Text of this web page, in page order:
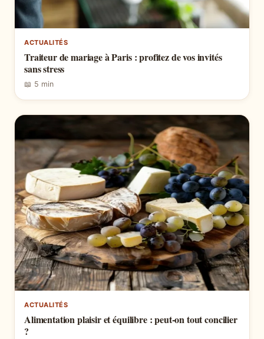
ACTUALITÉS
Traiteur de mariage à Paris : profitez de vos invités
sans stress
📖 5 min
ACTUALITÉS
Alimentation plaisir et équilibre : peut-on tout concilier
?